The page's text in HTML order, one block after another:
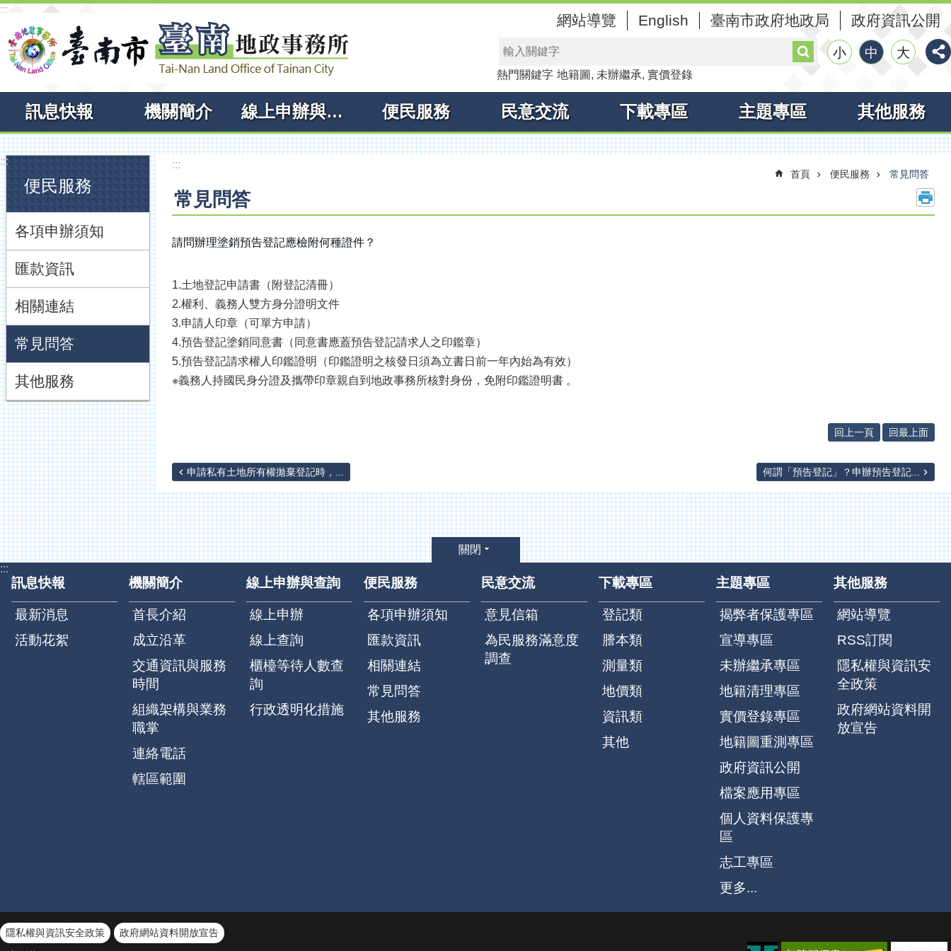
跳到主要內容區塊
:::
網站導覽 English 臺南市政府地政局 政府資訊公開
搜
尋 小 中 大
熱門關鍵字 地籍圖 未辦繼承 實價登錄
訊息快報 機關簡介 線上申辦與查詢 便民服務 民意交流 下載專區 主題專區 其他服務
:::
便民服務
各項申辦須知
匯款資訊
相關連結
常見問答
其他服務
:::
首頁 便民服務 常見問答
常見問答
請問辦理塗銷預告登記應檢附何種證件？
1.土地登記申請書（附登記清冊）
2.權利、義務人雙方身分證明文件
3.申請人印章（可單方申請）
4.預告登記塗銷同意書（同意書應蓋預告登記請求人之印鑑章）
5.預告登記請求權人印鑑證明（印鑑證明之核發日須為立書日前一年內始為有效）
※義務人持國民身分證及攜帶印章親自到地政事務所核對身份，免附印鑑證明書 。
回上一頁 回最上面
申請私有土地所有權拋棄登記時，... 何謂「預告登記」？申辦預告登記...
關閉
:::
訊息快報
最新消息
活動花絮
機關簡介
首長介紹
成立沿革
交通資訊與服務
時間
組織架構與業務
職掌
連絡電話
轄區範圍
線上申辦與查詢
線上申辦
線上查詢
櫃檯等待人數查
詢
行政透明化措施
便民服務
各項申辦須知
匯款資訊
相關連結
常見問答
其他服務
民意交流
意見信箱
為民服務滿意度
調查
下載專區
登記類
謄本類
測量類
地價類
資訊類
其他
主題專區
揭弊者保護專區
宣導專區
未辦繼承專區
地籍清理專區
實價登錄專區
地籍圖重測專區
政府資訊公開
檔案應用專區
個人資料保護專
區
志工專區
更多...
其他服務
網站導覽
RSS訂閱
隱私權與資訊安
全政策
政府網站資料開
放宣告
隱私權與資訊安全政策
政府網站資料開放宣告